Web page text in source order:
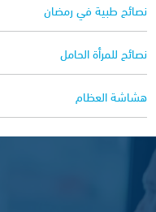
نصائح طبية في رمضان
نصائح للمرأة الحامل
هشاشة العظام